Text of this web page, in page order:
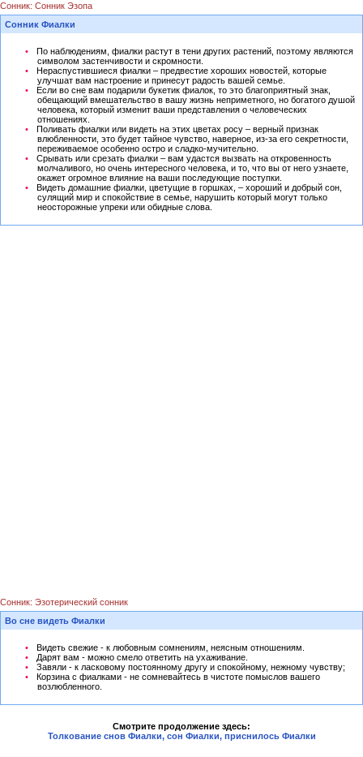
Сонник: Сонник Эзопа
Сонник Фиалки
По наблюдениям, фиалки растут в тени других растений, поэтому являются
символом застенчивости и скромности.
Нераспустившиеся фиалки – предвестие хороших новостей, которые
улучшат вам настроение и принесут радость вашей семье.
Если во сне вам подарили букетик фиалок, то это благоприятный знак,
обещающий вмешательство в вашу жизнь неприметного, но богатого душой
человека, который изменит ваши представления о человеческих
отношениях.
Поливать фиалки или видеть на этих цветах росу – верный признак
влюбленности, это будет тайное чувство, наверное, из-за его секретности,
переживаемое особенно остро и сладко-мучительно.
Срывать или срезать фиалки – вам удастся вызвать на откровенность
молчаливого, но очень интересного человека, и то, что вы от него узнаете,
окажет огромное влияние на ваши последующие поступки.
Видеть домашние фиалки, цветущие в горшках, – хороший и добрый сон,
сулящий мир и спокойствие в семье, нарушить который могут только
неосторожные упреки или обидные слова.
Сонник: Эзотерический сонник
Во сне видеть Фиалки
Видеть свежие - к любовным сомнениям, неясным отношениям.
Дарят вам - можно смело ответить на ухаживание.
Завяли - к ласковому постоянному другу и спокойному, нежному чувству;
Корзина с фиалками - не сомневайтесь в чистоте помыслов вашего
возлюбленного.
Смотрите продолжение здесь:
Толкование снов Фиалки, сон Фиалки, приснилось Фиалки